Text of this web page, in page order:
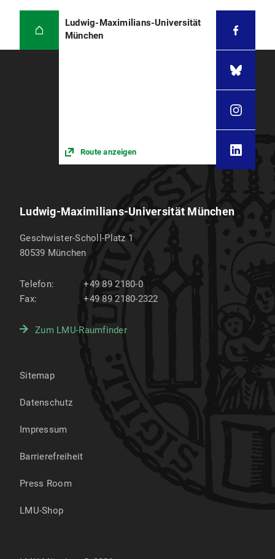
Ludwig-Maximilians-Universität
München
Route anzeigen
Ludwig-Maximilians-Universität München
Geschwister-Scholl-Platz 1
80539 München
Telefon:
+49 89 2180-0
Fax:
+49 89 2180-2322
Zum LMU-Raumfinder
Sitemap
Datenschutz
Impressum
Barrierefreiheit
Press Room
LMU-Shop